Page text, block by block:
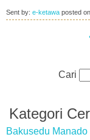
Sent by: e-ketawa posted on
Cari
Kategori
Bakusedu Manado